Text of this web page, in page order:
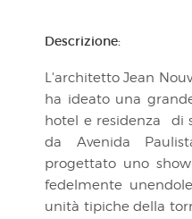
Descrizione:
L'architetto Jean
ha ideato una
hotel e residenza di
da Avenida
progettato uno
fedelmente
unità tipiche della